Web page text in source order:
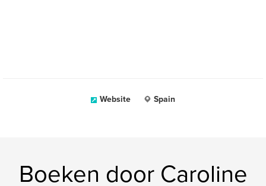
Website Spain
Boeken door Caroline